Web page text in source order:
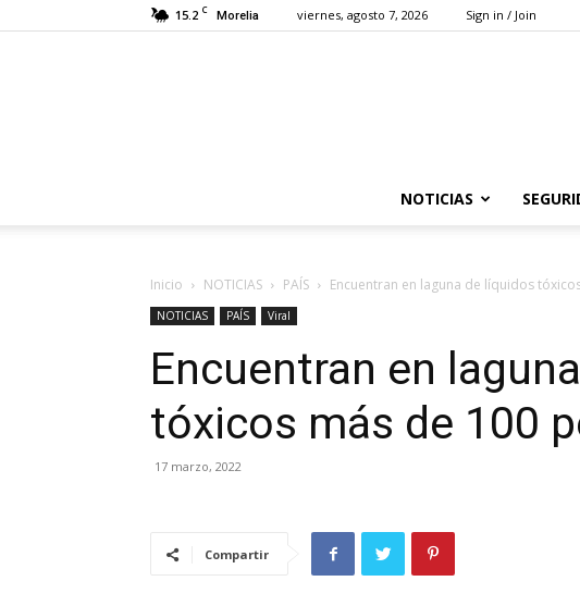
15.2 C Morelia viernes, agosto 7, 2026 Sign in / Join
NOTICIAS
Inicio NOTICIAS PAÍS Encuentran en laguna de líquidos
NOTICIAS PAÍS Viral
Encuentran en
tóxicos más de 100
17 marzo, 2022
Compartir